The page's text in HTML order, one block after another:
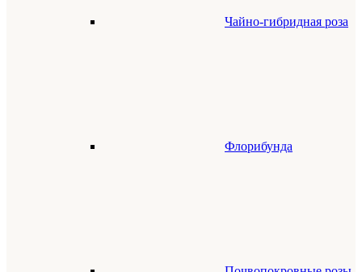
Чайно-гибридная роза
Флорибунда